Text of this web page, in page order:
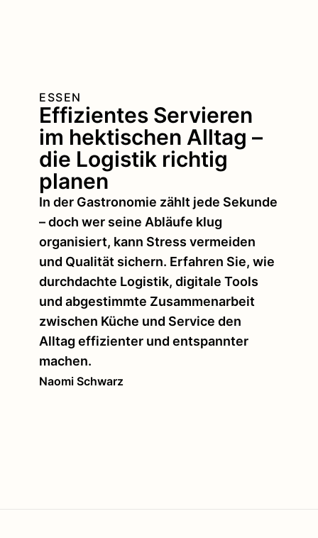
Effizientes Servieren
im hektischen Alltag –
die Logistik richtig
planen
ESSEN
In der Gastronomie zählt jede Sekunde
– doch wer seine Abläufe klug
organisiert, kann Stress vermeiden
und Qualität sichern. Erfahren Sie, wie
durchdachte Logistik, digitale Tools
und abgestimmte Zusammenarbeit
zwischen Küche und Service den
Alltag effizienter und entspannter
machen.
Naomi Schwarz